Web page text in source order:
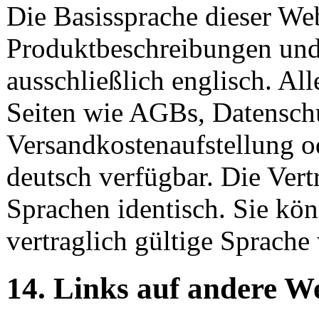
Die Basissprache dieser
Produktbeschreibungen
ausschließlich englisch.
Seiten wie AGBs,
Versandkostenaufstellung
deutsch verfügbar. Die
Sprachen identisch. Sie
vertraglich gültige Sprache
14. Links auf andere